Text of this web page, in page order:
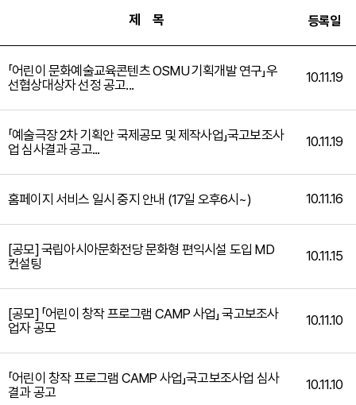
제 목 등록일
「어린이 문화예술교육콘텐츠 OSMU 기획개발 연구」우
선협상대상자 선정 공고...
10.11.19
「예술극장 2차 기획안 국제공모 및 제작사업」국고보조사
업 심사결과 공고...
10.11.19
홈페이지 서비스 일시 중지 안내 (17일 오후6시~) 10.11.16
[공모] 국립아시아문화전당 문화형 편익시설 도입 MD
컨설팅
10.11.15
[공모] 「어린이 창작 프로그램 CAMP 사업」 국고보조사
업자 공모
10.11.10
「어린이 창작 프로그램 CAMP 사업」국고보조사업 심사
결과 공고
10.11.10